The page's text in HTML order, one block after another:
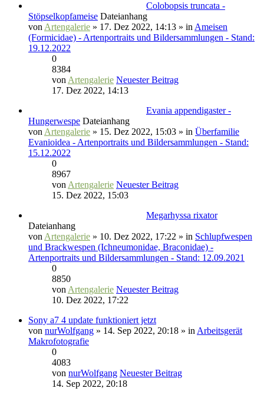
Colobopsis truncata -
Stöpselkopfameise Dateianhang
von Artengalerie » 17. Dez 2022, 14:13 » in Ameisen
(Formicidae) - Artenportraits und Bildersammlungen - Stand:
19.12.2022
0
8384
von Artengalerie Neuester Beitrag
17. Dez 2022, 14:13
Evania appendigaster -
Hungerwespe Dateianhang
von Artengalerie » 15. Dez 2022, 15:03 » in Überfamilie
Evanioidea - Artenportraits und Bildersammlungen - Stand:
15.12.2022
0
8967
von Artengalerie Neuester Beitrag
15. Dez 2022, 15:03
Megarhyssa rixator
Dateianhang
von Artengalerie » 10. Dez 2022, 17:22 » in Schlupfwespen
und Brackwespen (Ichneumonidae, Braconidae) -
Artenportraits und Bildersammlungen - Stand: 12.09.2021
0
8850
von Artengalerie Neuester Beitrag
10. Dez 2022, 17:22
Sony a7 4 update funktioniert jetzt
von nurWolfgang » 14. Sep 2022, 20:18 » in Arbeitsgerät
Makrofotografie
0
4083
von nurWolfgang Neuester Beitrag
14. Sep 2022, 20:18